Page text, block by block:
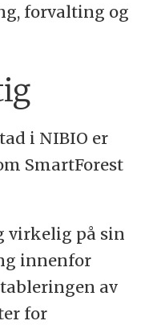
forvalting og
i NIBIO er
SmartForest
virkelig på sin
innenfor
av
for